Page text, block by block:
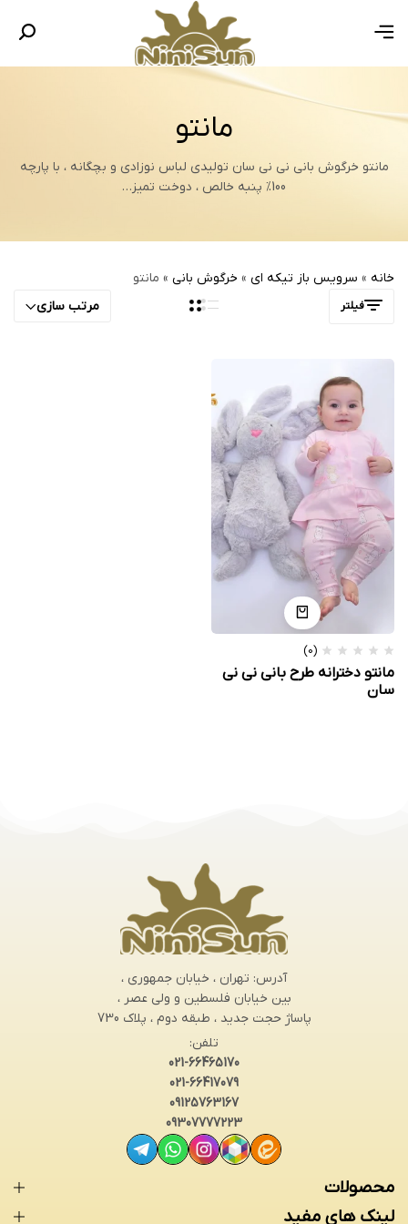
مانتو
مانتو خرگوش بانی نی نی سان تولیدی لباس نوزادی و بچگانه ، با پارچه
100% پنبه خالص ، دوخت تمیز…
خانه » سرویس باز تیکه ای » خرگوش بانی » مانتو
فیلتر مرتب سازی
(0)
مانتو دخترانه طرح بانی نی نی
سان
آدرس: تهران ، خیابان جمهوری ،
بین خیابان فلسطین و ولی عصر ،
پاساژ حجت جدید ، طبقه دوم ، پلاک 730
تلفن:
021-66465170
021-66417079
09125763167
09307777223
محصولات
لینک های مفید